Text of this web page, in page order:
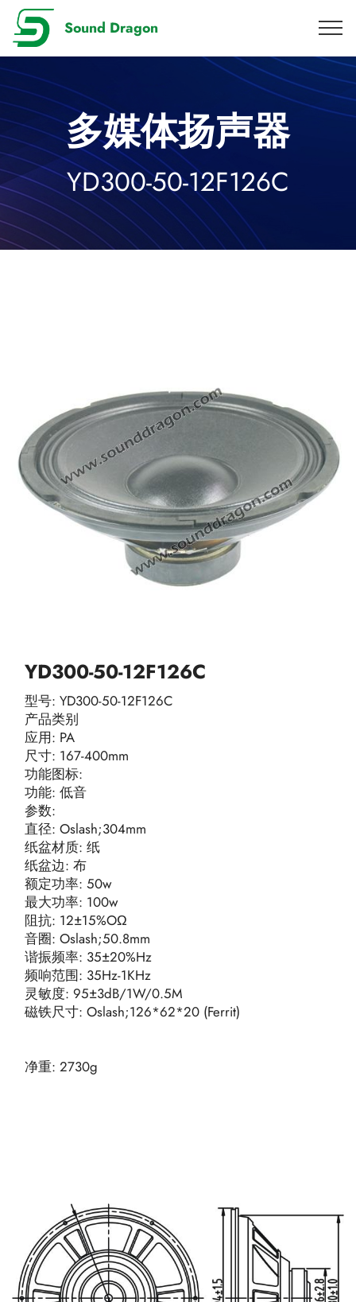
Sound Dragon
多媒体扬声器
YD300-50-12F126C
YD300-50-12F126C
型号: YD300-50-12F126C
产品类别
应用: PA
尺寸: 167-400mm
功能图标:
功能: 低音
参数:
直径: Oslash;304mm
纸盆材质: 纸
纸盆边: 布
额定功率: 50w
最大功率: 100w
阻抗: 12±15%OΩ
音圈: Oslash;50.8mm
谐振频率: 35±20%Hz
频响范围: 35Hz-1KHz
灵敏度: 95±3dB/1W/0.5M
磁铁尺寸: Oslash;126*62*20 (Ferrit)
净重: 2730g